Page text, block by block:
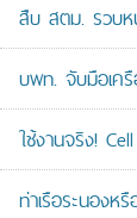
สืบ สตม. รวบห
บพท. จับมือเครื
ใช้งานจริง!
ท่าเรือระนองห